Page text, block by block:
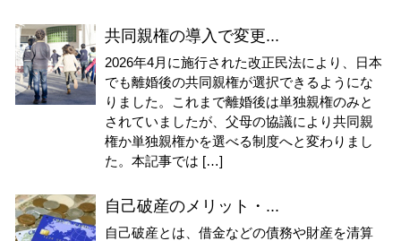
共同親権の導入で変更...
2026年4月に施行された改正民法により、日本
でも離婚後の共同親権が選択できるようにな
りました。これまで離婚後は単独親権のみと
されていましたが、父母の協議により共同親
権か単独親権かを選べる制度へと変わりまし
た。本記事では […]
自己破産のメリット・...
自己破産とは、借金などの債務や財産を清算